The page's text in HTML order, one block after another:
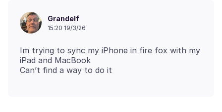
Grandelf
15:20 19/3/26
Im trying to sync my iPhone in fire fox with my
iPad and MacBook